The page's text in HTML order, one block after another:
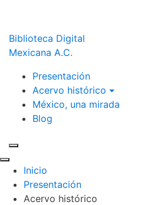
Biblioteca Digital
Mexicana A.C.
Presentación
Acervo histórico
México, una mirada
Blog
Inicio
Presentación
Acervo histórico